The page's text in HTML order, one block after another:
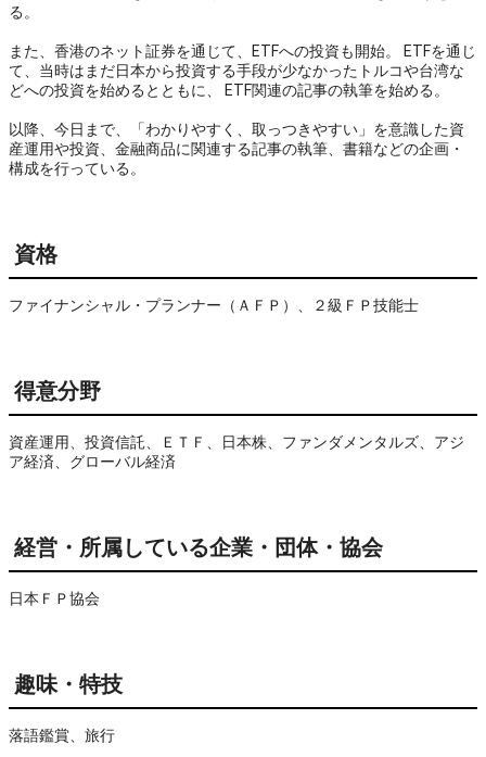
る。
また、香港のネット証券を通じて、ETFへの投資も開始。 ETFを通じ
て、当時はまだ日本から投資する手段が少なかったトルコや台湾な
どへの投資を始めるとともに、 ETF関連の記事の執筆を始める。
以降、今日まで、「わかりやすく、取っつきやすい」を意識した資
産運用や投資、金融商品に関連する記事の執筆、書籍などの企画・
構成を行っている。
資格
ファイナンシャル・プランナー（ＡＦＰ）、２級ＦＰ技能士
得意分野
資産運用、投資信託、ＥＴＦ、日本株、ファンダメンタルズ、アジ
ア経済、グローバル経済
経営・所属している企業・団体・協会
日本ＦＰ協会
趣味・特技
落語鑑賞、旅行